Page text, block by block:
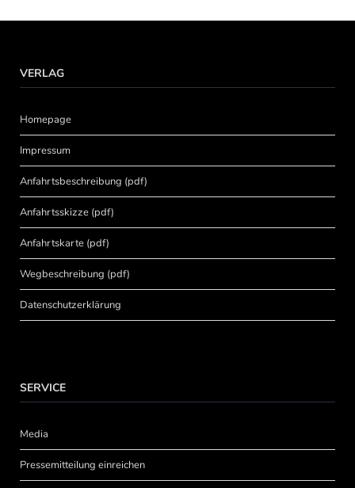
VERLAG
Homepage
Impressum
Anfahrtsbeschreibung (pdf)
Anfahrtsskizze (pdf)
Anfahrtskarte (pdf)
Wegbeschreibung (pdf)
Datenschutzerklärung
SERVICE
Media
Pressemitteilung einreichen